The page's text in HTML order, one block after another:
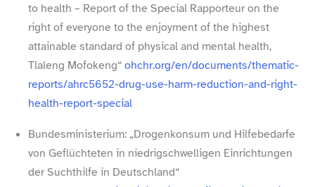
to health – Report of the Special Rapporteur on the
right of everyone to the enjoyment of the highest
attainable standard of physical and mental health,
Tlaleng Mofokeng“ohchr​.org/​e​n​/​d​o​c​u​m​e​n​t​s​/​t​h​e​m​a​t​i​c​-​
r​e​p​o​r​t​s​/​a​h​r​c​5​6​5​2​-​d​r​u​g​-​u​s​e​-​h​a​r​m​-​r​e​d​u​c​t​i​o​n​-​a​n​d​-​r​i​g​h​t​-​
h​e​a​l​t​h​-​r​e​p​o​r​t​-​s​p​e​c​ial
Bundesministerium: „Drogenkonsum und Hilfebedarfe
von Geflüchteten in niedrigschwelligen Einrichtungen
der Suchthilfe in Deutschland“